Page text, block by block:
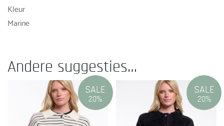
Kleur
Marine
Andere suggesties…
SALE
20%
SALE
20%